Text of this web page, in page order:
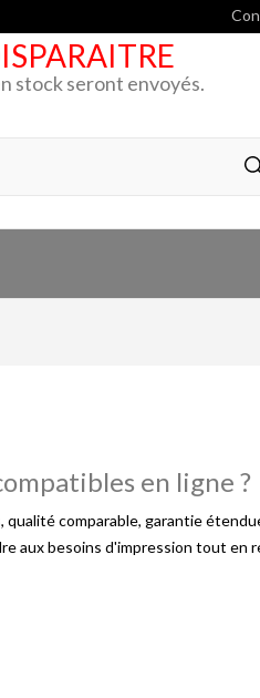
stock seront envoyés.
en ligne ?
comparable, garantie
aux besoins d'impression tout en